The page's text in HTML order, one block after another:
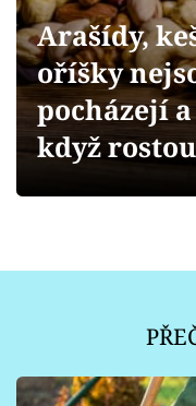
Přihlášení
Sledujte nás
Arašídy,
oříšky
pocházejí
když